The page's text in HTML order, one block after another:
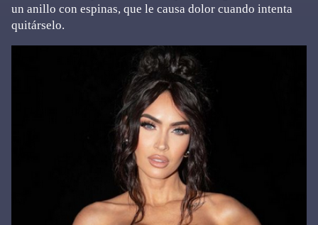
un anillo con espinas, que le causa dolor cuando intenta
quitárselo.